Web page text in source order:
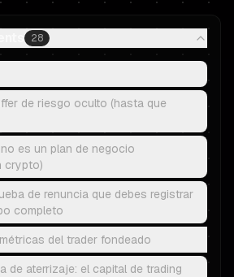
28
de riesgo oculto (hasta que
es un plan de negocio
crypto)
de renuncia que debes registrar
completo
del trader fondeado
de aterrizaje: el capital de trading